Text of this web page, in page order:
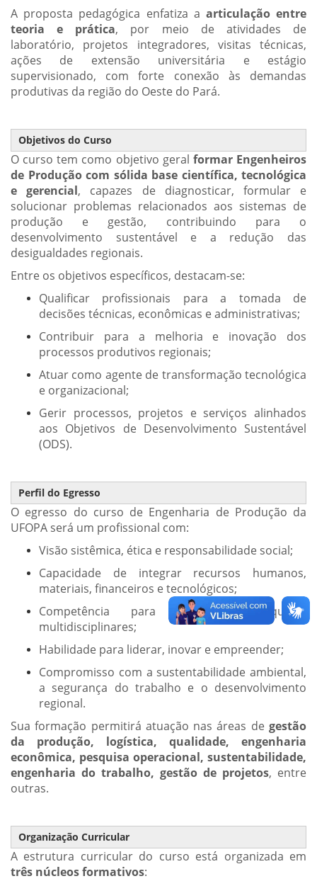
A proposta pedagógica enfatiza a articulação entre
teoria e prática, por meio de atividades de
laboratório, projetos integradores, visitas técnicas,
ações de extensão universitária e estágio
supervisionado, com forte conexão às demandas
produtivas da região do Oeste do Pará.
Objetivos do Curso
O curso tem como objetivo geral formar Engenheiros
de Produção com sólida base científica, tecnológica
e gerencial, capazes de diagnosticar, formular e
solucionar problemas relacionados aos sistemas de
produção e gestão, contribuindo para o
desenvolvimento sustentável e a redução das
desigualdades regionais.
Entre os objetivos específicos, destacam-se:
Qualificar profissionais para a tomada de
decisões técnicas, econômicas e administrativas;
Contribuir para a melhoria e inovação dos
processos produtivos regionais;
Atuar como agente de transformação tecnológica
e organizacional;
Gerir processos, projetos e serviços alinhados
aos Objetivos de Desenvolvimento Sustentável
(ODS).
Perfil do Egresso
O egresso do curso de Engenharia de Produção da
UFOPA será um profissional com:
Visão sistêmica, ética e responsabilidade social;
Capacidade de integrar recursos humanos,
materiais, financeiros e tecnológicos;
Competência para atuar em equipes
multidisciplinares;
Habilidade para liderar, inovar e empreender;
Compromisso com a sustentabilidade ambiental,
a segurança do trabalho e o desenvolvimento
regional.
Sua formação permitirá atuação nas áreas de gestão
da produção, logística, qualidade, engenharia
econômica, pesquisa operacional, sustentabilidade,
engenharia do trabalho, gestão de projetos, entre
outras.
Organização Curricular
A estrutura curricular do curso está organizada em
três núcleos formativos: